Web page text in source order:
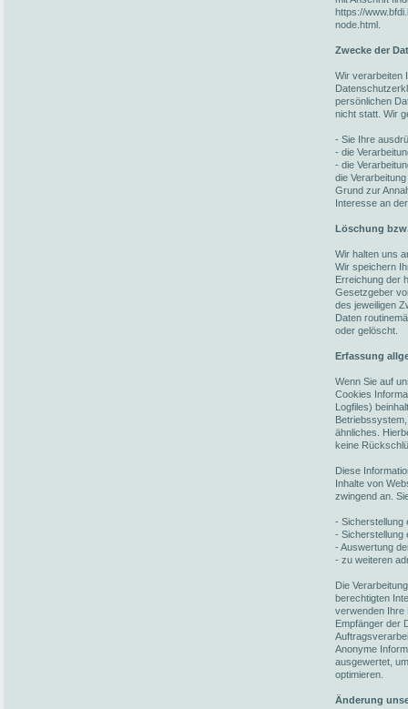
https://
node.html.
Zwecke der
Wir verarbeiten
persönlichen
nicht statt. Wir
- Sie Ihre
- die
- die
die
Grund zur
Interesse an
Löschung
Wir halten uns
Wir speichern
Erreichung der
Gesetzgeber
des jeweiligen
Daten
oder gelöscht.
Erfassung
Wenn Sie auf
Cookies
Logfiles)
ähnliches.
keine
Diese
Inhalte von
zwingend an.
- Sicherstellung
- Sicherstellung
- Auswertung
- zu weiteren
Die
berechtigten
verwenden Ihre
Empfänger der
Anonyme
ausgewertet,
optimieren.
Änderung